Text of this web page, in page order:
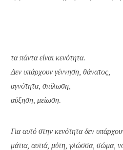
τα πάντα είναι κενότητα.
Δεν υπάρχουν γέννηση, θάνατος,
αγνότητα, σπίλωση,
αύξηση, μείωση.
Για αυτό στην κενότητα δεν
μάτια, αυτιά, μύτη, γλώσσα, σώμα,